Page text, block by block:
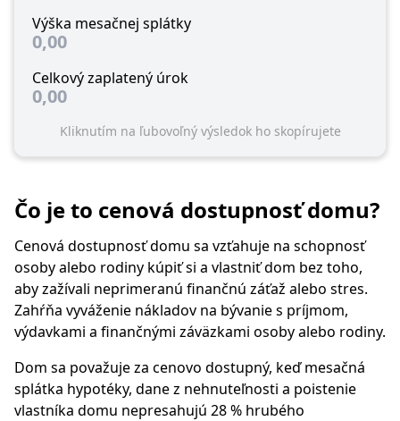
Výška mesačnej splátky
0,00
Celkový zaplatený úrok
0,00
Kliknutím na ľubovoľný výsledok ho skopírujete
Čo je to cenová dostupnosť domu?
Cenová dostupnosť domu sa vzťahuje na schopnosť
osoby alebo rodiny kúpiť si a vlastniť dom bez toho,
aby zažívali neprimeranú finančnú záťaž alebo stres.
Zahŕňa vyváženie nákladov na bývanie s príjmom,
výdavkami a finančnými záväzkami osoby alebo rodiny.
Dom sa považuje za cenovo dostupný, keď mesačná
splátka hypotéky, dane z nehnuteľnosti a poistenie
vlastníka domu nepresahujú 28 % hrubého